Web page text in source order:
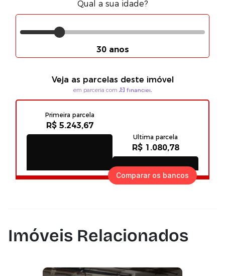
Comparar os bancos
Imóveis Relacionados